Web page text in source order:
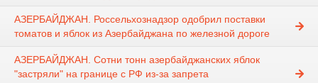
АЗЕРБАЙДЖАН. Россельхознадзор одобрил поставки
томатов и яблок из Азербайджана по железной дороге
АЗЕРБАЙДЖАН. Сотни тонн азербайджанских яблок
"застряли" на границе с РФ из-за запрета